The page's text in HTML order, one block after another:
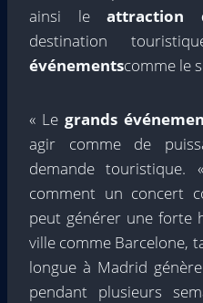
ainsi leattraction
destination
événementscomme le
« Le grands
agir comme de
demande touristique.
comment un concert
peut générer une forte
ville comme Barcelone,
longue à Madrid
pendant plusieurs